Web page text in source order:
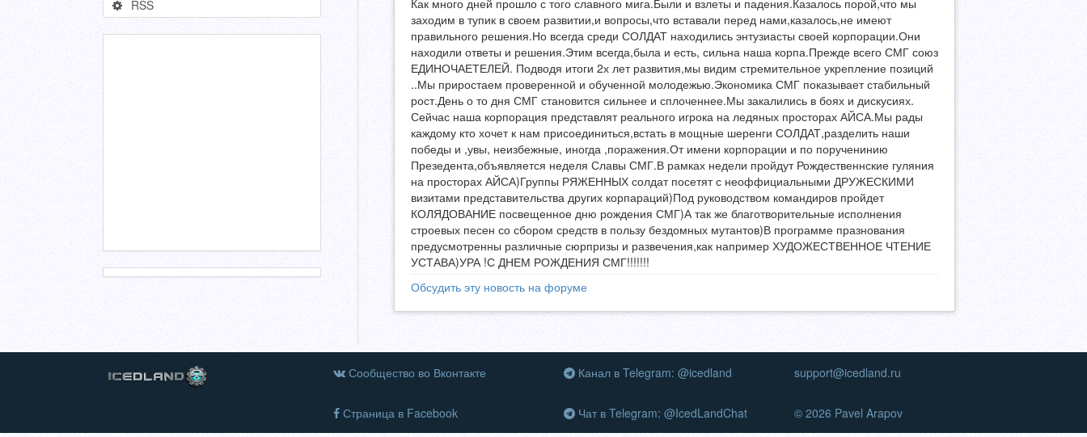
RSS
Как много дней прошло с того славного мига.Были и взлеты и падения.Казалось порой,что мы
заходим в тупик в своем развитии,и вопросы,что вставали перед нами,казалось,не имеют
правильного решения.Но всегда среди СОЛДАТ находились энтузиасты своей корпорации.Они
находили ответы и решения.Этим всегда,была и есть, сильна наша корпа.Прежде всего СМГ союз
ЕДИНОЧАЕТЕЛЕЙ. Подводя итоги 2х лет развития,мы видим стремительное укрепление позиций
..Мы приростаем проверенной и обученной молодежью.Экономика СМГ показывает стабильный
рост.День о то дня СМГ становится сильнее и сплоченнее.Мы закалились в боях и дискусиях.
Сейчас наша корпорация представлят реального игрока на ледяных просторах АЙСА.Мы рады
каждому кто хочет к нам присоединиться,встать в мощные шеренги СОЛДАТ,разделить наши
победы и ,увы, неизбежные, иногда ,поражения.От имени корпорации и по порученинию
Презедента,объявляется неделя Славы СМГ.В рамках недели пройдут Рождественнские гуляния
на просторах АЙСА)Группы РЯЖЕННЫХ солдат посетят с неоффициальными ДРУЖЕСКИМИ
визитами представительства других корпараций)Под руководством командиров пройдет
КОЛЯДОВАНИЕ посвещенное дню рождения СМГ)А так же благотворительные исполнения
строевых песен со сбором средств в пользу бездомных мутантов)В программе празнования
предусмотренны различные сюрпризы и развечения,как например ХУДОЖЕСТВЕННОЕ ЧТЕНИЕ
УСТАВА)УРА !С ДНЕМ РОЖДЕНИЯ СМГ!!!!!!!
Обсудить эту новость на форуме
Сообщество во Вконтакте
Страница в Facebook
Канал в Telegram: @icedland
Чат в Telegram: @IcedLandChat
support@icedland.ru
© 2026 Pavel Arapov